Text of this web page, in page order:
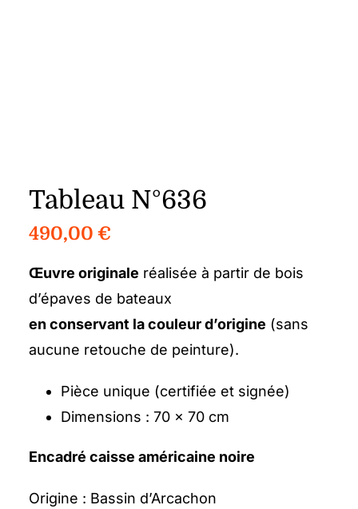
Tableau N°636
490,00 €
Œuvre originale réalisée à partir de bois
d’épaves de bateaux
en conservant la couleur d’origine (sans
aucune retouche de peinture).
Pièce unique (certifiée et signée)
Dimensions : 70 x 70 cm
Encadré caisse américaine noire
Origine : Bassin d’Arcachon